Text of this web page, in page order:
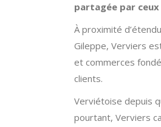
partagée par
À proximité
Gileppe, Verviers
et commerces
clients.
Verviétoise depuis
pourtant, Verviers